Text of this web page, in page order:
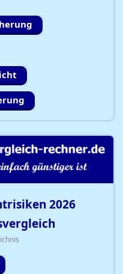
2026